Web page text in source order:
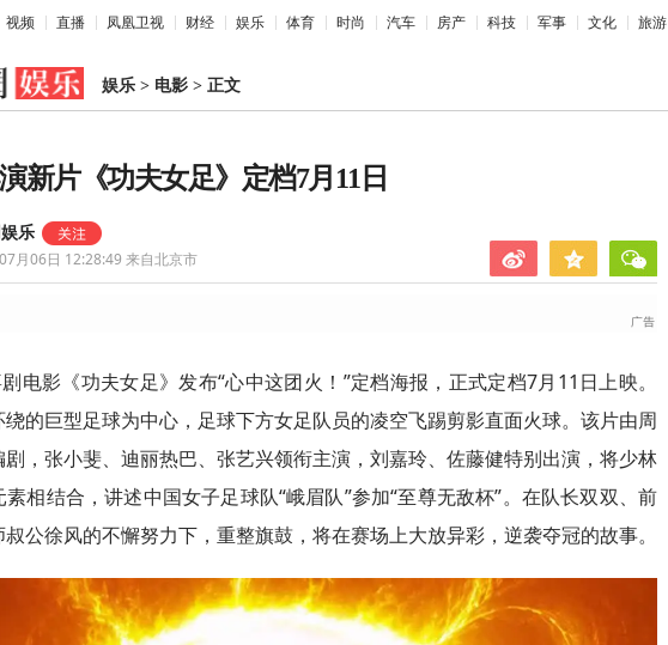
视频 直播 凤凰卫视 财经 娱乐 体育 时尚 汽车 房产 科技 军事 文化 旅游
娱乐 > 电影 > 正文
新片《功夫女足》定档7月11日
乐
月06日 12:28:49 来自北京市
电影《功夫女足》发布“心中这团火！”定档海报，正式定档7月11日上映。
的巨型足球为中心，足球下方女足队员的凌空飞踢剪影直面火球。该片由周
，张小斐、迪丽热巴、张艺兴领衔主演，刘嘉玲、佐藤健特别出演，将少林
相结合，讲述中国女子足球队“峨眉队”参加“至尊无敌杯”。在队长双双、前
公徐风的不懈努力下，重整旗鼓，将在赛场上大放异彩，逆袭夺冠的故事。